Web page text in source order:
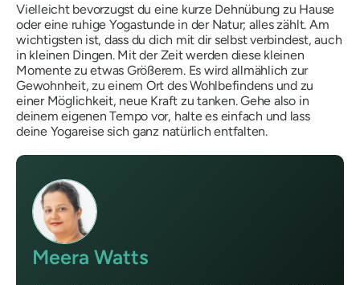
Vielleicht bevorzugst du eine kurze Dehnübung zu Hause
oder eine ruhige Yogastunde in der Natur; alles zählt. Am
wichtigsten ist, dass du dich mit dir selbst verbindest, auch
in kleinen Dingen. Mit der Zeit werden diese kleinen
Momente zu etwas Größerem. Es wird allmählich zur
Gewohnheit, zu einem Ort des Wohlbefindens und zu
einer Möglichkeit, neue Kraft zu tanken. Gehe also in
deinem eigenen Tempo vor, halte es einfach und lass
deine Yogareise sich ganz natürlich entfalten.
Meera Watts